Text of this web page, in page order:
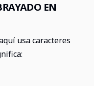
EN
usa caracteres